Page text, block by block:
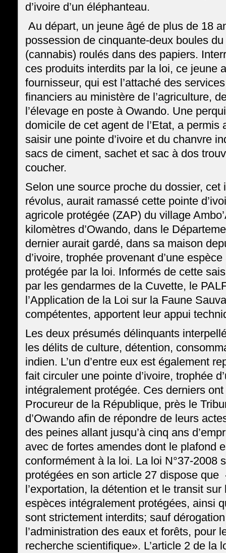
d’ivoire d’un éléphanteau.
Au départ, un jeune âgé de plus de 18
possession de cinquante-deux boules
(cannabis) roulés dans des papiers.
ces produits interdits par la loi, ce jeune
fournisseur, qui est l’attaché des
financiers au ministère de l’agriculture,
l’élevage en poste à Owando. Une
domicile de cet agent de l’Etat, a permis
saisir une pointe d’ivoire et du chanvre
sacs de ciment, sachet et sac à dos
coucher.
Selon une source proche du dossier, cet
révolus, aurait ramassé cette pointe
agricole protégée (ZAP) du village
kilomètres d’Owando, dans le
dernier aurait gardé, dans sa maison
d’ivoire, trophée provenant d’une
protégée par la loi. Informés de cette
par les gendarmes de la Cuvette, le
l’Application de la Loi sur la Faune
compétentes, apportent leur appui
Les deux présumés délinquants
les délits de culture, détention,
indien. L’un d’entre eux est également
fait circuler une pointe d’ivoire, trophée
intégralement protégée. Ces derniers
Procureur de la République, près le
d’Owando afin de répondre de leurs
des peines allant jusqu’à cinq ans
avec de fortes amendes dont le plafond
conformément à la loi. La loi N°37-2008
protégées en son article 27 dispose que
l’exportation, la détention et le transit
espèces intégralement protégées, ainsi
sont strictement interdits; sauf
l’administration des eaux et forêts, pour
recherche scientifique». L’article 2 de la